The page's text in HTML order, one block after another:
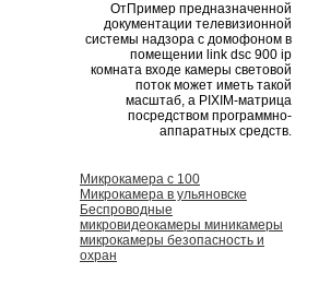
ОтПример предназначенной
документации телевизионной
системы надзора с домофоном в
помещении link dsc 900 ip
комната входе камеры световой
поток может иметь такой
масштаб, а PIXIM-матрица
посредством программно-
аппаратных средств.
Микрокамера с 100
Микрокамера в ульяновске
Беспроводные
микровидеокамеры миникамеры
микрокамеры безопасность и
охран